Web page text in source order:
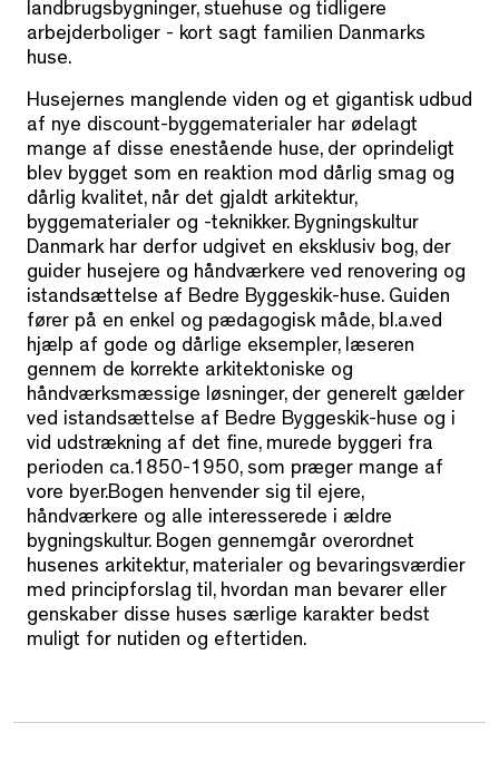
landbrugsbygninger, stuehuse og tidligere
arbejderboliger - kort sagt familien Danmarks
huse.
Husejernes manglende viden og et gigantisk udbud
af nye discount-byggematerialer har ødelagt
mange af disse enestående huse, der oprindeligt
blev bygget som en reaktion mod dårlig smag og
dårlig kvalitet, når det gjaldt arkitektur,
byggematerialer og -teknikker. Bygningskultur
Danmark har derfor udgivet en eksklusiv bog, der
guider husejere og håndværkere ved renovering og
istandsættelse af Bedre Byggeskik-huse. Guiden
fører på en enkel og pædagogisk måde, bl.a.ved
hjælp af gode og dårlige eksempler, læseren
gennem de korrekte arkitektoniske og
håndværksmæssige løsninger, der generelt gælder
ved istandsættelse af Bedre Byggeskik-huse og i
vid udstrækning af det fine, murede byggeri fra
perioden ca.1850-1950, som præger mange af
vore byer.Bogen henvender sig til ejere,
håndværkere og alle interesserede i ældre
bygningskultur. Bogen gennemgår overordnet
husenes arkitektur, materialer og bevaringsværdier
med principforslag til, hvordan man bevarer eller
genskaber disse huses særlige karakter bedst
muligt for nutiden og eftertiden.